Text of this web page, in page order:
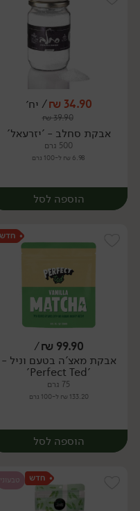
יח׳
34.90
₪/ יח׳
39.90
₪
אבקת סחלב - 'יזרעאל'
500 גרם
6.98 ₪ ל-100 גרם
הוספה לסל
יח׳
99.90
₪
/
אבקת מאצ'ה בטעם וניל -
'Perfect Ted'
75 גרם
133.20 ₪ ל-100 גרם
הוספה לסל
טבעוני